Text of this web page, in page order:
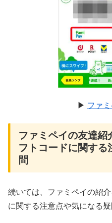
▶︎ ファ
ファミペイの友達紹
フトコードに関する
問
続いては、ファミペイの紹
に関する注意点や気になる疑